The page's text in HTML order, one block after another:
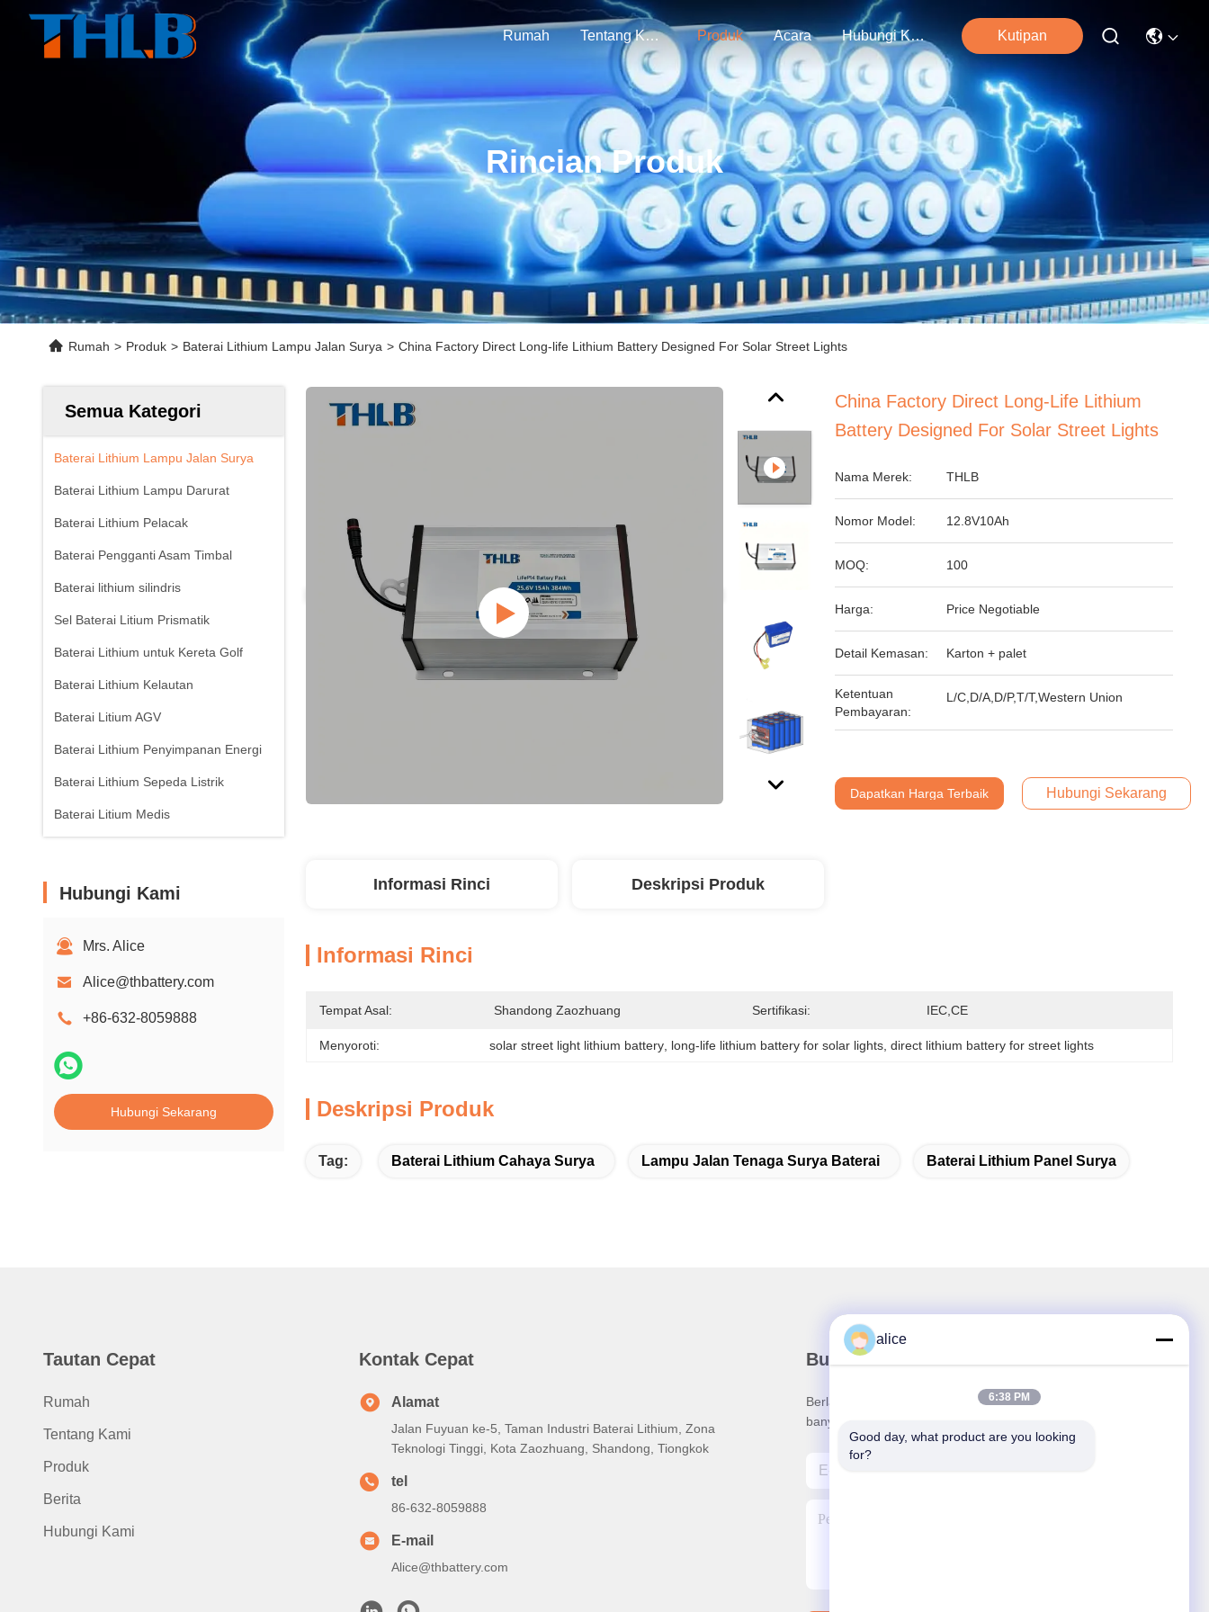
Rumah Tentang Kami Produk Acara Hubungi Kami Kutipan
Rincian Produk
Rumah > Produk > Baterai Lithium Lampu Jalan Surya > China Factory Direct Long-life Lithium Battery Designed For Solar Street Lights
Semua Kategori
Baterai Lithium Lampu Jalan Surya
Baterai Lithium Lampu Darurat
Baterai Lithium Pelacak
Baterai Pengganti Asam Timbal
Baterai lithium silindris
Sel Baterai Litium Prismatik
Baterai Lithium untuk Kereta Golf
Baterai Lithium Kelautan
Baterai Litium AGV
Baterai Lithium Penyimpanan Energi
Baterai Lithium Sepeda Listrik
Baterai Litium Medis
Hubungi Kami
Mrs. Alice
Alice@thbattery.com
+86-632-8059888
Hubungi Sekarang
China Factory Direct Long-Life Lithium
Battery Designed For Solar Street Lights
Nama Merek: THLB
Nomor Model: 12.8V10Ah
MOQ: 100
Harga: Price Negotiable
Detail Kemasan: Karton + palet
Ketentuan
Pembayaran:
L/C,D/A,D/P,T/T,Western Union
Dapatkan Harga Terbaik Hubungi Sekarang
Informasi Rinci Deskripsi Produk
Informasi Rinci
Tempat Asal: Shandong Zaozhuang Sertifikasi: IEC,CE
Menyoroti: solar street light lithium battery, long-life lithium battery for solar lights, direct lithium battery for street lights
Deskripsi Produk
Tag: Baterai Lithium Cahaya Surya Lampu Jalan Tenaga Surya Baterai Baterai Lithium Panel Surya
Tautan Cepat
Rumah
Tentang Kami
Produk
Berita
Hubungi Kami
Kontak Cepat
Alamat
Jalan Fuyuan ke-5, Taman Industri Baterai Lithium, Zona
Teknologi Tinggi, Kota Zaozhuang, Shandong, Tiongkok
tel
86-632-8059888
E-mail
Alice@thbattery.com
Buletin kami
Berlangganan buletin kami untuk mendapatkan diskon dan
banyak lagi.
alice
6:38 PM
Good day, what product are you looking
for?